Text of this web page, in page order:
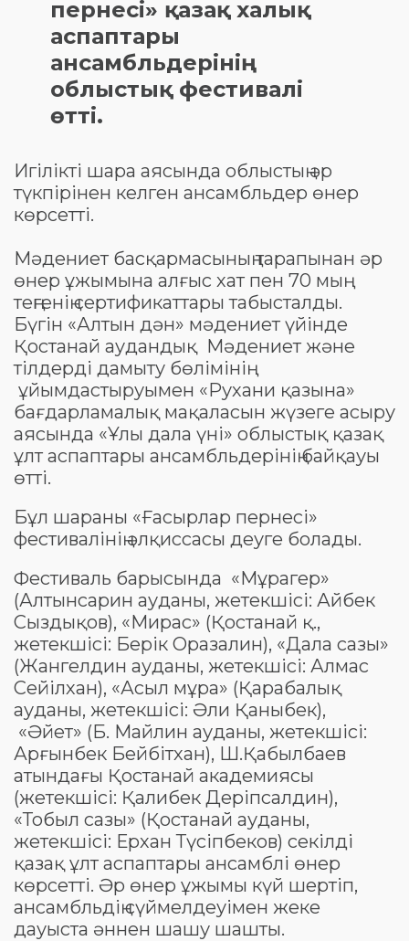
пернесі» қазақ халық
аспаптары
ансамбльдерінің
облыстық фестивалі
өтті.
Игілікті шара аясында облыстың әр
түкпірінен келген ансамбльдер өнер
көрсетті.
Мәдениет басқармасының тарапынан әр
өнер ұжымына алғыс хат пен 70 мың
теңгенің сертификаттары табысталды.
Бүгін «Алтын дән» мәдениет үйінде
Қостанай аудандық Мәдениет және
тілдерді дамыту бөлімінің
ұйымдастыруымен «Рухани қазына»
бағдарламалық мақаласын жүзеге асыру
аясында «Ұлы дала үні» облыстық қазақ
ұлт аспаптары ансамбльдерінің байқауы
өтті.
Бұл шараны «Ғасырлар пернесі»
фестивалінің әлқиссасы деуге болады.
Фестиваль барысында «Мұрагер»
(Алтынсарин ауданы, жетекшісі: Айбек
Сыздықов), «Мирас» (Қостанай қ.,
жетекшісі: Берік Оразалин), «Дала сазы»
(Жангелдин ауданы, жетекшісі: Алмас
Сейілхан), «Асыл мұра» (Қарабалық
ауданы, жетекшісі: Әли Қаныбек),
«Әйет» (Б. Майлин ауданы, жетекшісі:
Арғынбек Бейбітхан), Ш.Қабылбаев
атындағы Қостанай академиясы
(жетекшісі: Қалибек Деріпсалдин),
«Тобыл сазы» (Қостанай ауданы,
жетекшісі: Ерхан Түсіпбеков) секілді
қазақ ұлт аспаптары ансамблі өнер
көрсетті. Әр өнер ұжымы күй шертіп,
ансамбльдің сүймелдеуімен жеке
дауыста әннен шашу шашты.